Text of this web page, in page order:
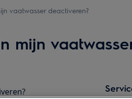
vaatwasser deactiveren?
mijn